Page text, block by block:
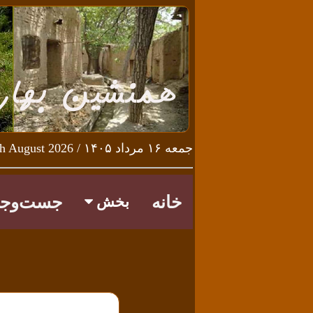
جمعه ۱۶ مرداد ۱۴۰۵ / Friday 7th August 2026
خانه بخش